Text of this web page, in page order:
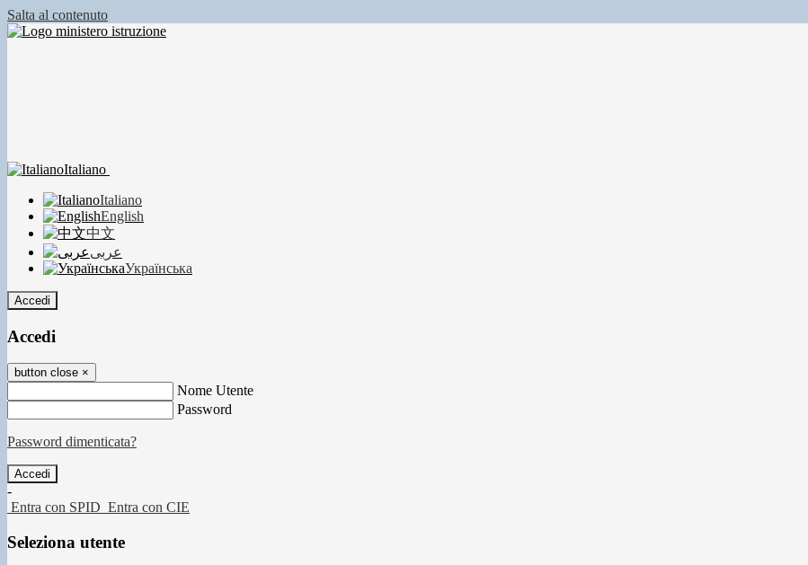
Salta al contenuto
Italiano
Italiano
English
中文
عربى
Українська
Accedi
Accedi
button close ×
Nome Utente
Password
Password dimenticata?
-
Entra con SPID Entra con CIE
Seleziona utente